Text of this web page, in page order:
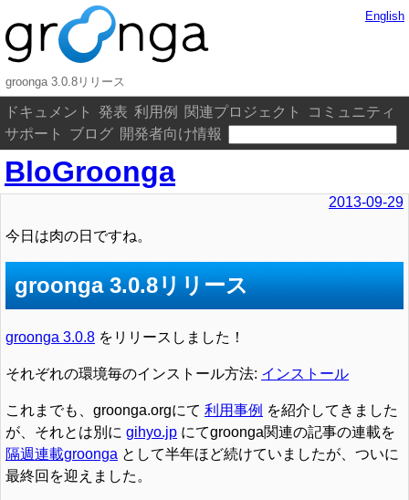
groonga 3.0.8リリース
ドキュメント 発表 利用例 関連プロジェクト
コミュニティ
サポート
ブログ 開発者向け情報
English
BloGroonga
2013-09-29
今日は肉の日ですね。
groonga 3.0.8リリース
groonga 3.0.8 をリリースしました！
それぞれの環境毎のインストール方法: インストール
これまでも、groonga.orgにて 利用事例 を紹介してきました
が、それとは別に gihyo.jp にてgroonga関連の記事の連載を
隔週連載groonga として半年ほど続けていましたが、ついに
最終回を迎えました。